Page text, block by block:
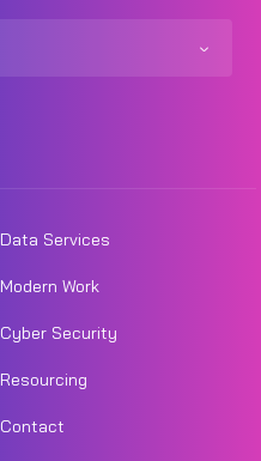
Data Services
Modern Work
Cyber Security
Resourcing
Contact